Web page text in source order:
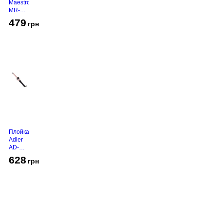
Maestro
MR-
Grey
479 грн
Плойка
Adler
AD-
628 грн